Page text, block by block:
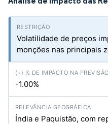
Volatilidade de preços
monções nas principais
-1.00%
Índia e Paquistão, com